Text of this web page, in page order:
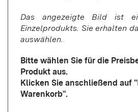
Das angezeigte Bild ist
Einzelprodukts. Sie erhalten
auswählen.
Bitte wählen Sie für die
Produkt aus.
Klicken Sie anschließend auf
Warenkorb".